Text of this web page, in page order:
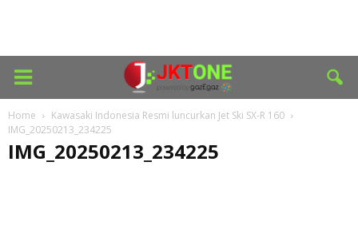
Home
Kawasaki Indonesia Resmi luncurkan Jet Ski SX-R 160
IMG_20250213_234225
IMG_20250213_234225